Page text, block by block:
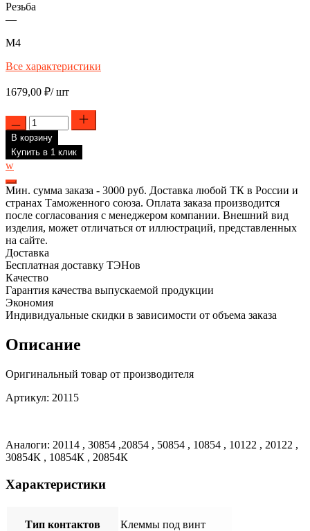
Резьба
—
М4
Все характеристики
1679,00 ₽/ шт
Количество
товара
ТЭН
RF
для
водонагревателя
Electrolux
2
кВт,
М4,
L205мм,
20115
В корзину
Купить в 1 клик
w
Мин. сумма заказа - 3000 руб. Доставка любой ТК в России и
странах Таможенного союза. Оплата заказа производится
после согласования с менеджером компании. Внешний вид
изделия, может отличаться от иллюстраций, представленных
на сайте.
Доставка
Бесплатная доставку ТЭНов
Качество
Гарантия качества выпускаемой продукции
Экономия
Индивидуальные скидки в зависимости от объема заказа
Описание
Оригинальный товар от производителя
Артикул: 20115
Аналоги: 20114 , 30854 ,20854 , 50854 , 10854 , 10122 , 20122 ,
30854К , 10854К , 20854К
Характеристики
Тип контактов Клеммы под винт